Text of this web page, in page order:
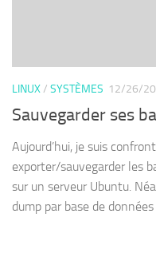
LINUX/ SYSTÈMES 12/26/
Sauvegarder ses
Aujourd’hui, je suis
exporter/sauvegarder les
sur un serveur Ubuntu.
dump par base de données